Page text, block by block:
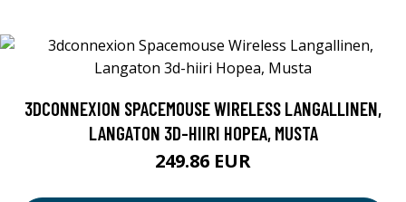
3DCONNEXION SPACEMOUSE WIRELESS LANGALLINEN,
LANGATON 3D-HIIRI HOPEA, MUSTA
249.86 EUR